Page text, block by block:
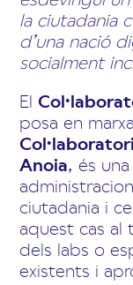
la ciutadania
d’una nació
socialment
El
posa en
Anoia, és
ciutadania i
aquest cas
dels labs o
existents i